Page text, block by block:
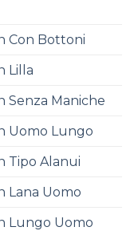
Con Bottoni
Lilla
Senza Maniche
Uomo Lungo
Tipo Alanui
Lana Uomo
Lungo Uomo